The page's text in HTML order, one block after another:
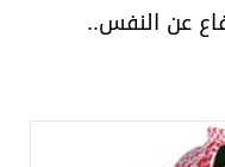
عن النفس..